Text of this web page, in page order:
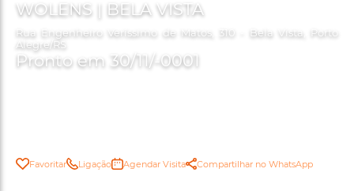
WOLENS | BELA VISTA
Rua Engenheiro Veríssimo de Matos, 310 - Bela Vista, Porto
Alegre/RS
Pronto em 30/11/-0001
Favoritar Ligação Agendar Visita Compartilhar no WhatsApp